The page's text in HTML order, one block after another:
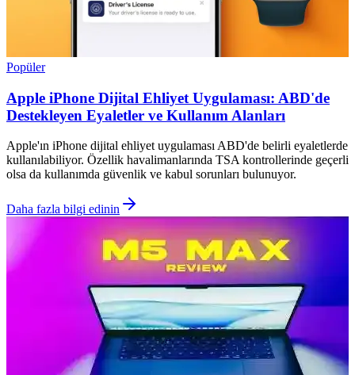
Popüler
Apple iPhone Dijital Ehliyet Uygulaması: ABD'de
Destekleyen Eyaletler ve Kullanım Alanları
Apple'ın iPhone dijital ehliyet uygulaması ABD'de belirli eyaletlerde
kullanılabiliyor. Özellik havalimanlarında TSA kontrollerinde geçerli
olsa da kullanımda güvenlik ve kabul sorunları bulunuyor.
Daha fazla bilgi edinin